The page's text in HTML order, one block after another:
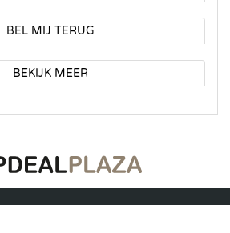
BEL MIJ TERUG
BEKIJK MEER